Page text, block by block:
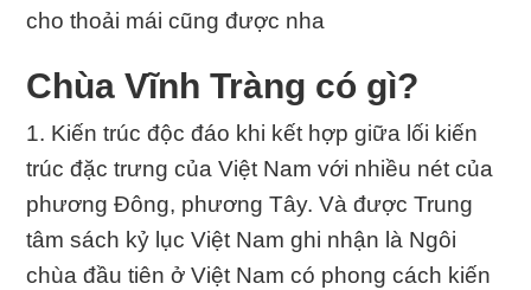
cho thoải mái cũng được nha
Chùa Vĩnh Tràng có gì?
1. Kiến trúc độc đáo khi kết hợp giữa lối kiến
trúc đặc trưng của Việt Nam với nhiều nét của
phương Đông, phương Tây. Và được Trung
tâm sách kỷ lục Việt Nam ghi nhận là Ngôi
chùa đầu tiên ở Việt Nam có phong cách kiến